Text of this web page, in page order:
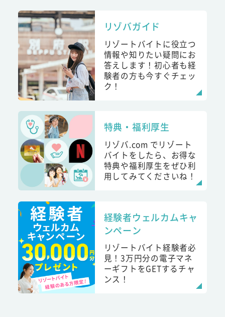
リゾバガイド
リゾートバイトに役立つ
情報や知りたい疑問にお
答えします！初心者も経
験者の方も今すぐチェッ
ク！
特典・福利厚生
リゾバ.com でリゾート
バイトをしたら、お得な
特典や福利厚生をぜひ利
用してみてくださいね！
経験者ウェルカムキャ
ンペーン
リゾートバイト経験者必
見！3万円分の電子マネ
ーギフトをGETするチャ
ンス！